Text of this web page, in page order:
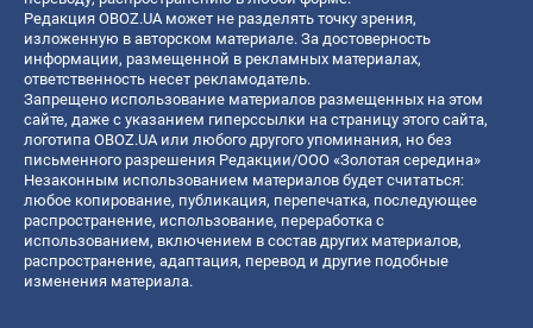
Редакция OBOZ.UA может не разделять точку зрения,
изложенную в авторском материале. За достоверность
информации, размещенной в рекламных материалах,
ответственность несет рекламодатель.
Запрещено использование материалов размещенных на этом
сайте, даже с указанием гиперссылки на страницу этого сайта,
логотипа OBOZ.UA или любого другого упоминания, но без
письменного разрешения Редакции/ООО «Золотая середина»
Незаконным использованием материалов будет считаться:
любое копирование, публикация, перепечатка, последующее
распространение, использование, переработка с
использованием, включением в состав других материалов,
распространение, адаптация, перевод и другие подобные
изменения материала.